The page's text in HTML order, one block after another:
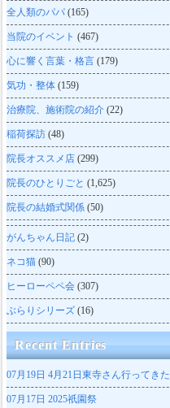
全人類のパパ (165)
当院のイベント (467)
心に響く言葉・格言 (179)
気功・整体 (159)
治療院、施術院の紹介 (22)
稲荷探訪 (48)
院長オススメ店 (299)
院長のひとりごと (1,625)
院長の結婚式関係 (50)
がんちゃん日記 (2)
ネコ猫 (90)
ヒーローペペ会 (307)
ぶらりシリーズ (16)
Recent Entries
07月19日 4月21日東寺さん行ってきた
07月17日 2025祇園祭